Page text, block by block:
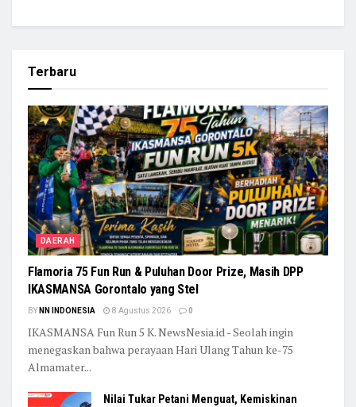
Terbaru
DAERAH
Flamoria 75 Fun Run & Puluhan Door Prize, Masih DPP
IKASMANSA Gorontalo yang Stel
BY NN INDONESIA 8 Agustus 2026 0
IKASMANSA Fun Run 5 K. NewsNesia.id - Seolah ingin
menegaskan bahwa perayaan Hari Ulang Tahun ke-75
Almamater...
Nilai Tukar Petani Menguat, Kemiskinan